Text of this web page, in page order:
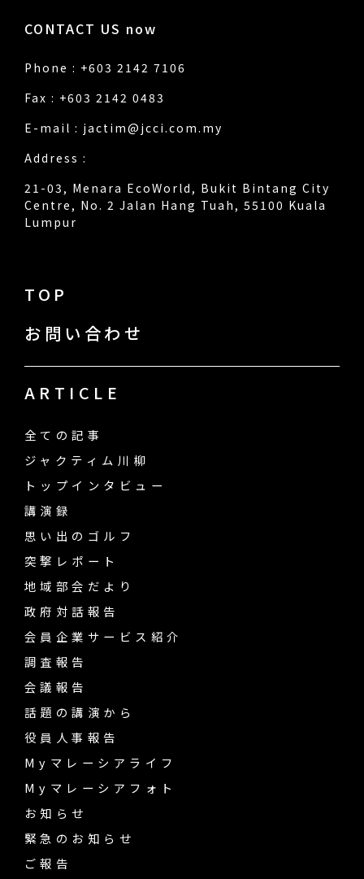
CONTACT US now
Phone : +603 2142 7106
Fax : +603 2142 0483
E-mail : jactim@jcci.com.my
Address :
21-03, Menara EcoWorld, Bukit Bintang City
Centre, No. 2 Jalan Hang Tuah, 55100 Kuala
Lumpur
TOP
お問い合わせ
ARTICLE
全ての記事
ジャクティム川柳
トップインタビュー
講演録
思い出のゴルフ
突撃レポート
地域部会だより
政府対話報告
会員企業サービス紹介
調査報告
会議報告
話題の講演から
役員人事報告
Myマレーシアライフ
Myマレーシアフォト
お知らせ
緊急のお知らせ
ご報告